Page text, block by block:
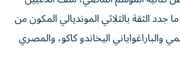
جدد الثقة بالثلاثي المونديالي المكون من
والباراغواياني اليخاندو كاكو، والمصري